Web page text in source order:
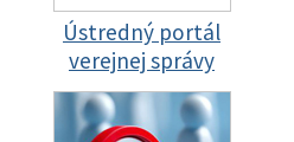
Ústredný portál
verejnej správy